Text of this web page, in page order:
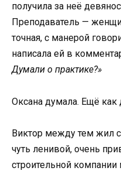
получила за неё
Преподаватель —
точная, с манерой
написала ей в
Думали о практике?»
Оксана думала. Ещё как
Виктор между тем жил
чуть ленивой, очень
строительной